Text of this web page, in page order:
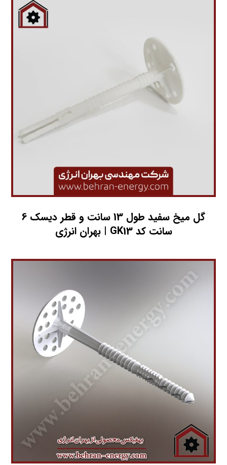
گل میخ سفید طول 13 سانت و قطر دیسک 6
سانت کد GK13 | بهران انرژی